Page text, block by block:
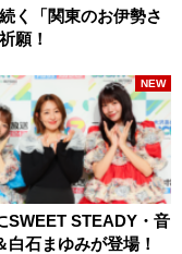
く「関東のお伊勢さ
願！
SWEET STEADY・音
白石まゆみが登場！
NEW